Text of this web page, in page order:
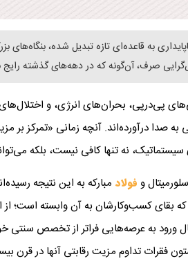
به قاعده‌ای تازه تبدیل شده،
صرف، آن‌گونه که در دهه‌های گذشته رایج
پی‌درپی، بحران‌های انرژی، و
صدا درآورده‌اند. آنچه زمانی «تمرکز بر
نه تنها کافی نیست، بلکه
و فولاد مبارکه به این نتیجه
کسب‌وکارشان به آن وابسته است؛ از
ورود به عرصه‌هایی فراتر از تخصص سنتی
ستون فقرات تداوم مزیت رقابتی آنها در قرن